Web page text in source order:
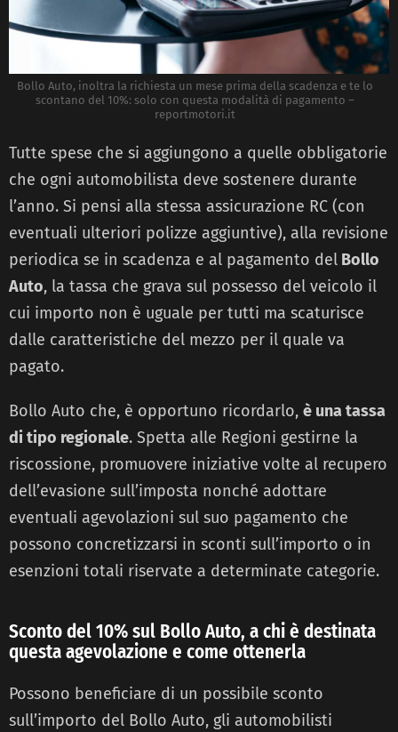
Bollo Auto, inoltra la richiesta un mese prima della scadenza e te lo
scontano del 10%: solo con questa modalità di pagamento –
reportmotori.it
Tutte spese che si aggiungono a quelle obbligatorie
che ogni automobilista deve sostenere durante
l’anno. Si pensi alla stessa assicurazione RC (con
eventuali ulteriori polizze aggiuntive), alla revisione
periodica se in scadenza e al pagamento del Bollo
Auto, la tassa che grava sul possesso del veicolo il
cui importo non è uguale per tutti ma scaturisce
dalle caratteristiche del mezzo per il quale va
pagato.
Bollo Auto che, è opportuno ricordarlo, è una tassa
di tipo regionale. Spetta alle Regioni gestirne la
riscossione, promuovere iniziative volte al recupero
dell’evasione sull’imposta nonché adottare
eventuali agevolazioni sul suo pagamento che
possono concretizzarsi in sconti sull’importo o in
esenzioni totali riservate a determinate categorie.
Sconto del 10% sul Bollo Auto, a chi è destinata
questa agevolazione e come ottenerla
Possono beneficiare di un possibile sconto
sull’importo del Bollo Auto, gli automobilisti